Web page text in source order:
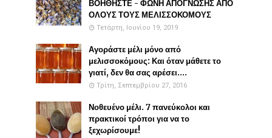
ΒΟΗΘΗΣΤΕ - ΦΩΝΗ ΑΠΟΓΝΩΣΗΣ ΑΠΟ
ΟΛΟΥΣ ΤΟΥΣ ΜΕΛΙΣΣΟΚΟΜΟΥΣ
Τετάρτη, Ιουνίου 19, 2019
Αγοράστε μέλι μόνο από
μελισσοκόμους: Και όταν μάθετε το
γιατί, δεν θα σας αρέσει....
Τρίτη, Σεπτεμβρίου 27, 2016
Νοθευένο μέλι. 7 πανεύκολοι και
πρακτικοί τρόποι για να το
ξεχωρίσουμε!